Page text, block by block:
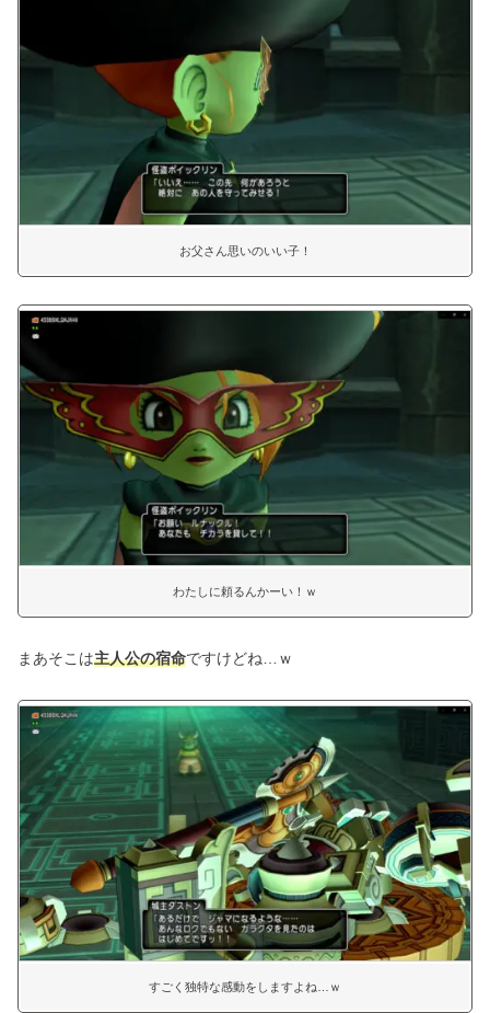
お父さん思いのいい子！
わたしに頼るんかーい！ｗ
まあそこは主人公の宿命ですけどね…ｗ
すごく独特な感動をしますよね…ｗ